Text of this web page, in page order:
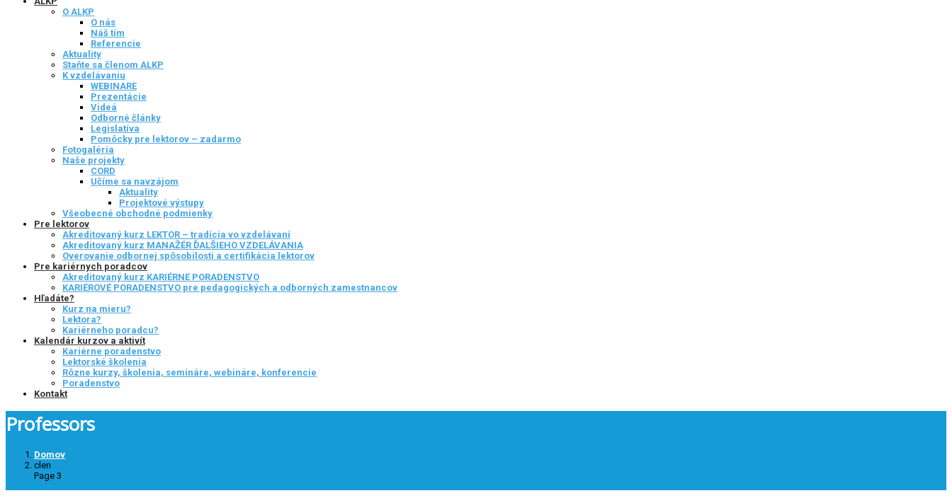
O ALKP
O nás
Náš tím
Referencie
Aktuality
Staňte sa členom ALKP
K vzdelávaniu
WEBINARE
Prezentácie
Videá
Odborné články
Legislatíva
Pomôcky pre lektorov – zadarmo
Fotogaléria
Naše projekty
CORD
Učíme sa navzájom
Aktuality
Projektové výstupy
Všeobecné obchodné podmienky
Pre lektorov
Akreditovaný kurz LEKTOR – tradícia vo vzdelávaní
Akreditovaný kurz MANAŽÉR ĎALŠIEHO VZDELÁVANIA
Overovanie odbornej spôsobilosti a certifikácia lektorov
Pre kariérnych poradcov
Akreditovaný kurz KARIÉRNE PORADENSTVO
KARIÉROVÉ PORADENSTVO pre pedagogických a odborných zamestnancov
Hľadáte?
Kurz na mieru?
Lektora?
Kariérneho poradcu?
Kalendár kurzov a aktivít
Kariérne poradenstvo
Lektorské školenia
Rôzne kurzy, školenia, semináre, webináre, konferencie
Poradenstvo
Kontakt
Professors
Domov
clen
Page 3